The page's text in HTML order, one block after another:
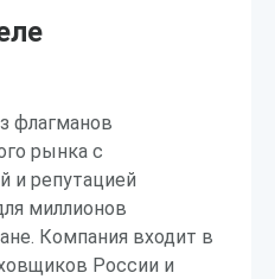
флагманов
рынка с
и репутацией
миллионов
Компания входит в
России и